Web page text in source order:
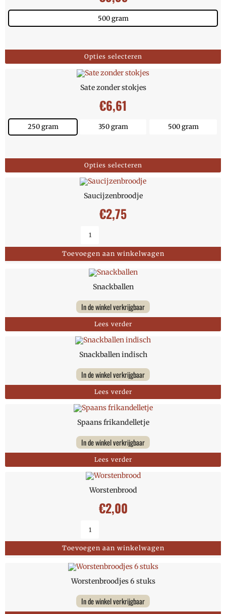
500 gram
Opties selecteren
Sate zonder stokjes
€6,61
250 gram 350 gram 500 gram
Opties selecteren
Saucijzenbroodje
€2,75
Toevoegen aan winkelwagen
Snackballen
In de winkel verkrijgbaar
Lees verder
Snackballen indisch
In de winkel verkrijgbaar
Lees verder
Spaans frikandelletje
In de winkel verkrijgbaar
Lees verder
Worstenbrood
€2,00
Toevoegen aan winkelwagen
Worstenbroodjes 6 stuks
In de winkel verkrijgbaar